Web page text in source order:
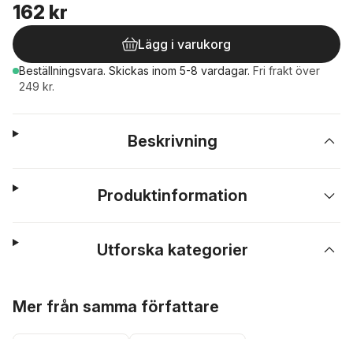
162 kr
Lägg i varukorg
Beställningsvara. Skickas inom 5-8 vardagar. Fri frakt över
249 kr.
Beskrivning
Produktinformation
Utforska kategorier
Mer från samma författare